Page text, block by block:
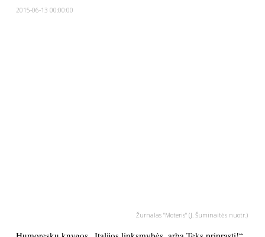
2015-06-13 00:00:00
Žurnalas "Moteris" (J. Šuminaitės nuotr.)